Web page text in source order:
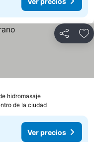
Compartir
hidromasaje
de la ciudad
Ver precios